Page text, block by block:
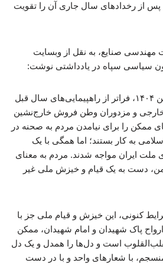
از رخدادهای سال جاری آن را تقویت
صنایع، به نقل از وبسایت
سیاسی سپاه در یادداشتی نوشت:
راهپیمایی پرشکوه ۲۲ بهمن ۱۴۰۴، فراتر از راهپیمایی‌های سال قبل
و مزدوران وطن فروش خارج‌نشین
ممکن را برای نیامدن مردم به صحنه در
به کار بستند؛ اما همگی با یک
ملت ایران مواجه شدند. مردم به معنای
ملت، در روز ۲۲ بهمن، دست به یک قیام و خیزش ملی غیر
کنونی، این خیزش و قیام ملی جز با
پاک شهیدان و امام شهیدان، ممکن
است و دل‌ها را همدل و یک دل
با شعارهای واحد و با در دست